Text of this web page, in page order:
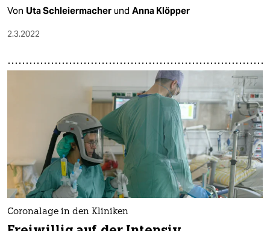
Von Uta Schleiermacher und Anna Klöpper
2.3.2022
Coronalage in den Kliniken